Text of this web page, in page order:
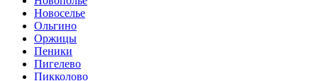
Новоселье
Ольгино
Оржицы
Пеники
Пигелево
Пикколово